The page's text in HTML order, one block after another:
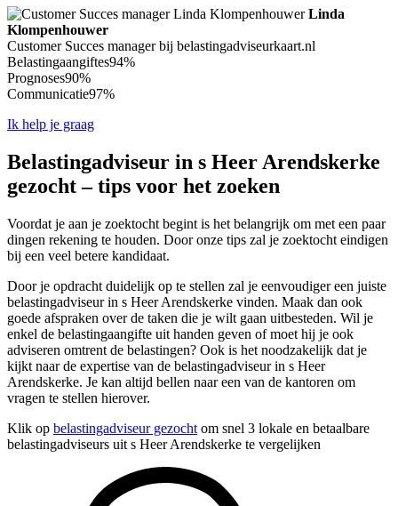
Linda
Klompenhouwer
Customer Succes manager bij belastingadviseurkaart.nl
Belastingaangiftes94%
Prognoses90%
Communicatie97%
Ik help je graag
Belastingadviseur in s Heer Arendskerke
gezocht – tips voor het zoeken
Voordat je aan je zoektocht begint is het belangrijk om met een paar
dingen rekening te houden. Door onze tips zal je zoektocht eindigen
bij een veel betere kandidaat.
Door je opdracht duidelijk op te stellen zal je eenvoudiger een juiste
belastingadviseur in s Heer Arendskerke vinden. Maak dan ook
goede afspraken over de taken die je wilt gaan uitbesteden. Wil je
enkel de belastingaangifte uit handen geven of moet hij je ook
adviseren omtrent de belastingen? Ook is het noodzakelijk dat je
kijkt naar de expertise van de belastingadviseur in s Heer
Arendskerke. Je kan altijd bellen naar een van de kantoren om
vragen te stellen hierover.
Klik op belastingadviseur gezocht om snel 3 lokale en betaalbare
belastingadviseurs uit s Heer Arendskerke te vergelijken